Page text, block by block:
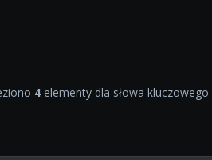
4elementy dla słowa kluczowego